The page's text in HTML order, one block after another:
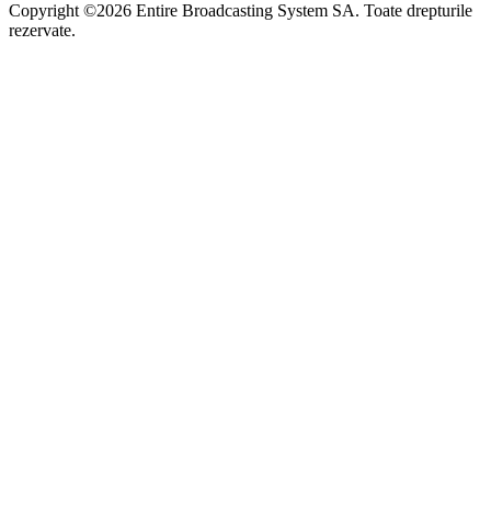
Copyright ©2026 Entire Broadcasting System SA. Toate drepturile
rezervate.